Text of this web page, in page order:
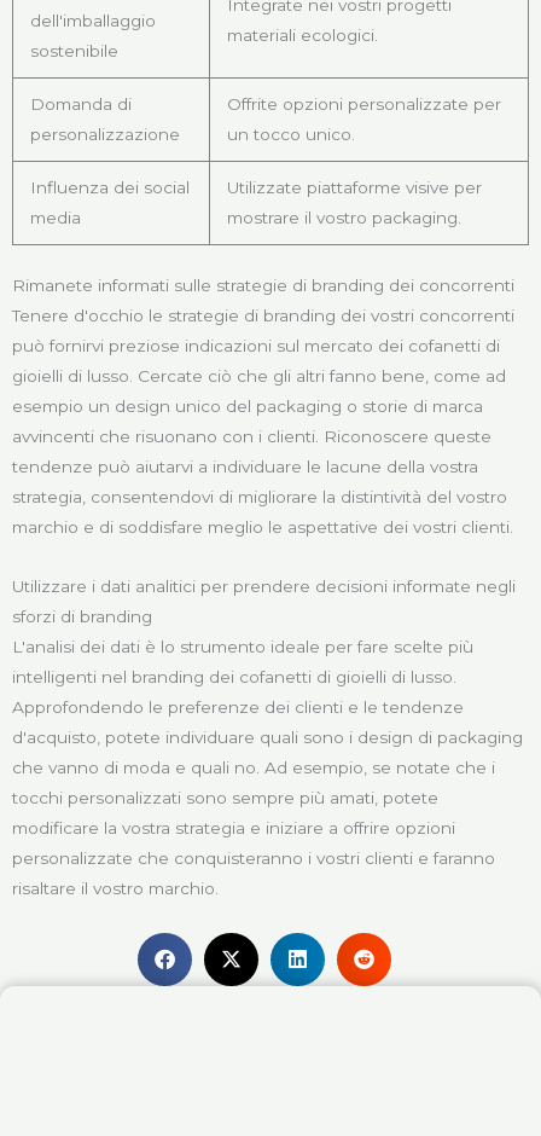
dell'imballaggio
sostenibile
Integrate nei vostri progetti
materiali ecologici.
Domanda di
personalizzazione
Offrite opzioni personalizzate per
un tocco unico.
Influenza dei social
media
Utilizzate piattaforme visive per
mostrare il vostro packaging.
Rimanete informati sulle strategie di branding dei concorrenti
Tenere d'occhio le strategie di branding dei vostri concorrenti
può fornirvi preziose indicazioni sul mercato dei cofanetti di
gioielli di lusso. Cercate ciò che gli altri fanno bene, come ad
esempio un design unico del packaging o storie di marca
avvincenti che risuonano con i clienti. Riconoscere queste
tendenze può aiutarvi a individuare le lacune della vostra
strategia, consentendovi di migliorare la distintività del vostro
marchio e di soddisfare meglio le aspettative dei vostri clienti.
Utilizzare i dati analitici per prendere decisioni informate negli
sforzi di branding
L'analisi dei dati è lo strumento ideale per fare scelte più
intelligenti nel branding dei cofanetti di gioielli di lusso.
Approfondendo le preferenze dei clienti e le tendenze
d'acquisto, potete individuare quali sono i design di packaging
che vanno di moda e quali no. Ad esempio, se notate che i
tocchi personalizzati sono sempre più amati, potete
modificare la vostra strategia e iniziare a offrire opzioni
personalizzate che conquisteranno i vostri clienti e faranno
risaltare il vostro marchio.